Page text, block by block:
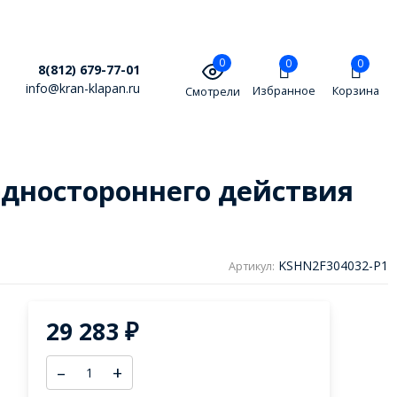
8(812) 679-77-01
info@kran-klapan.ru
0
Смотрели
0
Избранное
0
Корзина
действия
Артикул: KSHN2F304032-P1
29 283 ₽
– +